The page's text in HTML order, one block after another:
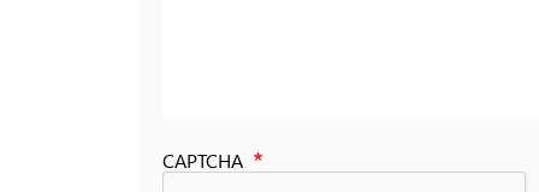
CAPTCHA